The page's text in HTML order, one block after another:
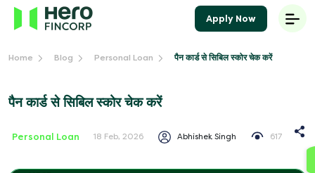
Home Blog Personal Loan पैन कार्ड से सिबिल स्कोर चेक करें
पैन कार्ड से सिबिल स्कोर चेक करें
Personal Loan 18 Feb, 2026 Abhishek Singh 617
Apply Now